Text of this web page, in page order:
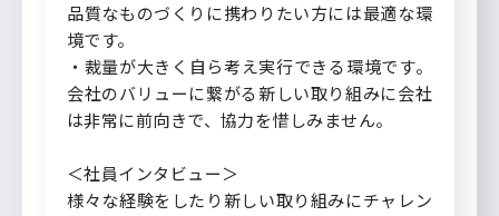
品質なものづくりに携わりたい方には最適な環
境です。
・裁量が大きく自ら考え実行できる環境です。
会社のバリューに繋がる新しい取り組みに会社
は非常に前向きで、協力を惜しみません。
＜社員インタビュー＞
様々な経験をしたり新しい取り組みにチャレン